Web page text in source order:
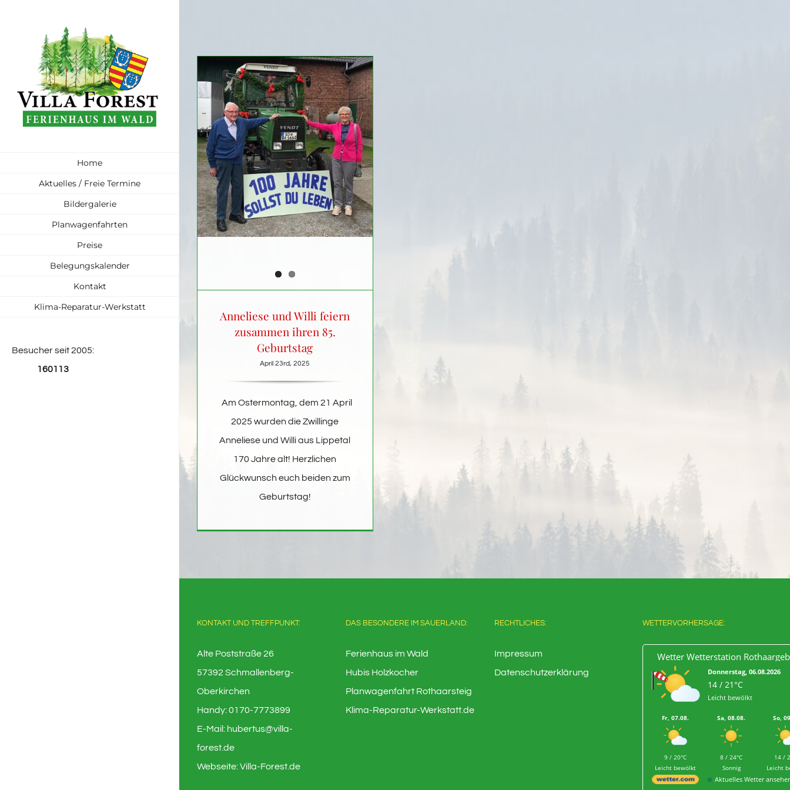
Home
Aktuelles / Freie Termine
Bildergalerie
Planwagenfahrten
Preise
Belegungskalender
Kontakt
Klima-Reparatur-Werkstatt
Besucher seit 2005:
160113
Anneliese und Willi feiern
zusammen ihren 85.
Geburtstag
Anneliese und Willi feiern
zusammen ihren 85.
Geburtstag
April 23rd, 2025
Am Ostermontag, dem 21 April
2025 wurden die Zwillinge
Anneliese und Willi aus Lippetal
170 Jahre alt! Herzlichen
Glückwunsch euch beiden zum
Geburtstag!
KONTAKT UND TREFFPUNKT:
Alte Poststraße 26
57392 Schmallenberg-
Oberkirchen
Handy:0170-7773899
E-Mail: hubertus@villa-
forest.de
Webseite:Villa-Forest.de
DAS BESONDERE IM SAUERLAND:
Ferienhaus im Wald
Hubis Holzkocher
Planwagenfahrt Rothaarsteig
Klima-Reparatur-Werkstatt.de
RECHTLICHES:
Impressum
Datenschutzerklärung
WETTERVORHERSAGE:
Wetter Wetterstation
Donnerstag, 06.08.2026
14 / 21°C
Leicht bewölkt
Fr, 07.08.
9 / 20°C
Leicht bewölkt
Sa, 08.08.
8 / 24°C
Sonnig
So,
14 /
Leicht
Aktuelles Wetter